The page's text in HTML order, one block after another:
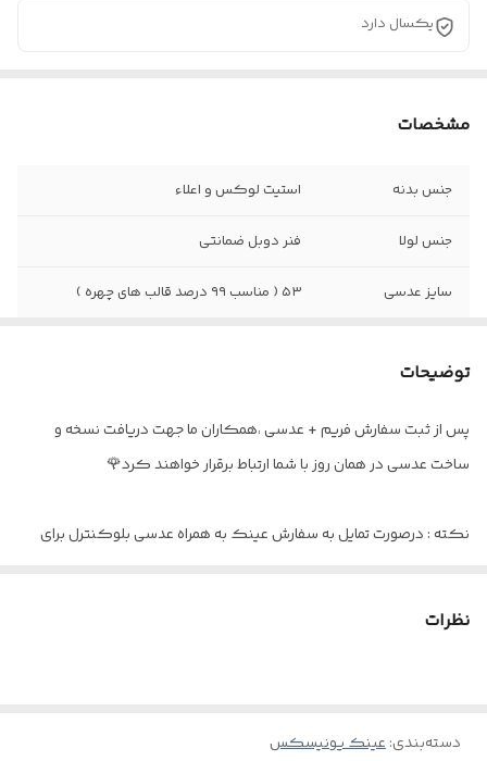
یکسال دارد
مشخصات
جنس بدنه استیت لوکس و اعلاء
جنس لولا فنر دوبل ضمانتی
سایز عدسی ۵۳ ( مناسب ۹۹ درصد قالب های چهره )
توضیحات
پس از ثبت سفارش فریم + عدسی ،همکاران ما جهت دریافت نسخه و
ساخت عدسی در همان روز با شما ارتباط برقرار خواهند کرد🌹
نکته : درصورت تمایل به سفارش عینک به همراه عدسی بلوکنترل برای
نظرات
دسته‌بندی:عینک یونیسکس